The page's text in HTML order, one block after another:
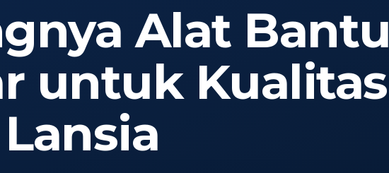
Alat Bantu
untuk Kualitas